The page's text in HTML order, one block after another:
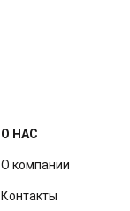
О НАС
О компании
Контакты